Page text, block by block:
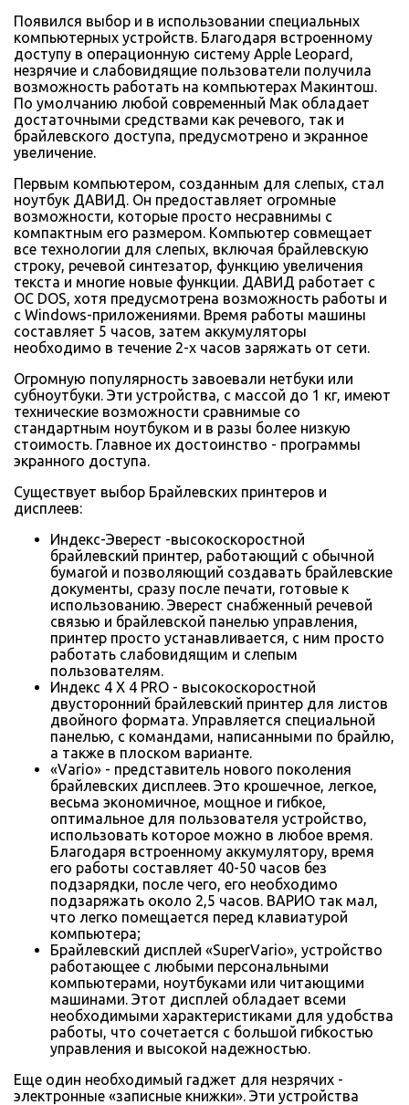
Появился выбор и в использовании специальных
компьютерных устройств. Благодаря встроенному
доступу в операционную систему Apple Leopard,
незрячие и слабовидящие пользователи получила
возможность работать на компьютерах Макинтош.
По умолчанию любой современный Мак обладает
достаточными средствами как речевого, так и
брайлевского доступа, предусмотрено и экранное
увеличение.
Первым компьютером, созданным для слепых, стал
ноутбук ДАВИД. Он предоставляет огромные
возможности, которые просто несравнимы с
компактным его размером. Компьютер совмещает
все технологии для слепых, включая брайлевскую
строку, речевой синтезатор, функцию увеличения
текста и многие новые функции. ДАВИД работает с
ОС DOS, хотя предусмотрена возможность работы и
с Windows-приложениями. Время работы машины
составляет 5 часов, затем аккумуляторы
необходимо в течение 2-х часов заряжать от сети.
Огромную популярность завоевали нетбуки или
субноутбуки. Эти устройства, с массой до 1 кг, имеют
технические возможности сравнимые со
стандартным ноутбуком и в разы более низкую
стоимость. Главное их достоинство - программы
экранного доступа.
Существует выбор Брайлевских принтеров и
дисплеев:
Индекс-Эверест -высокоскоростной
брайлевский принтер, работающий с обычной
бумагой и позволяющий создавать брайлевские
документы, сразу после печати, готовые к
использованию. Эверест снабженный речевой
связью и брайлевской панелью управления,
принтер просто устанавливается, с ним просто
работать слабовидящим и слепым
пользователям.
Индекс 4 Х 4 PRO - высокоскоростной
двусторонний брайлевский принтер для листов
двойного формата. Управляется специальной
панелью, с командами, написанными по брайлю,
а также в плоском варианте.
«Vario» - представитель нового поколения
брайлевских дисплеев. Это крошечное, легкое,
весьма экономичное, мощное и гибкое,
оптимальное для пользователя устройство,
использовать которое можно в любое время.
Благодаря встроенному аккумулятору, время
его работы составляет 40-50 часов без
подзарядки, после чего, его необходимо
подзаряжать около 2,5 часов. ВАРИО так мал,
что легко помещается перед клавиатурой
компьютера;
Брайлевский дисплей «SuperVario», устройство
работающее с любыми персональными
компьютерами, ноутбуками или читающими
машинами. Этот дисплей обладает всеми
необходимыми характеристиками для удобства
работы, что сочетается с большой гибкостью
управления и высокой надежностью.
Еще один необходимый гаджет для незрячих -
электронные «записные книжки». Эти устройства